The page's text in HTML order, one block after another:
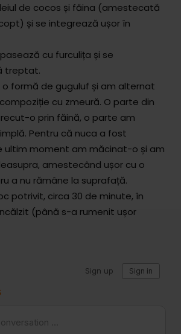
de cocos și făina (amestecată
și se integrează ușor în
cu furculița și se
treptat.
o formă de guguluf și am alternat
cu zmeură. O parte din
o prin făină, o parte am
Pentru că nuca a fost
ultim moment am măcinat-o și am
amestecând ușor cu o
a nu rămâne la suprafață.
potrivit, circa 30 de minute, în
(până s-a rumenit ușor